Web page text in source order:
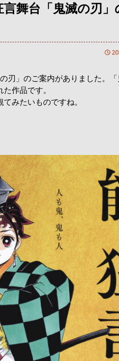
舞台「鬼滅の刃
刃」のご案内があり ました。「
作品です。
みたいものですね。